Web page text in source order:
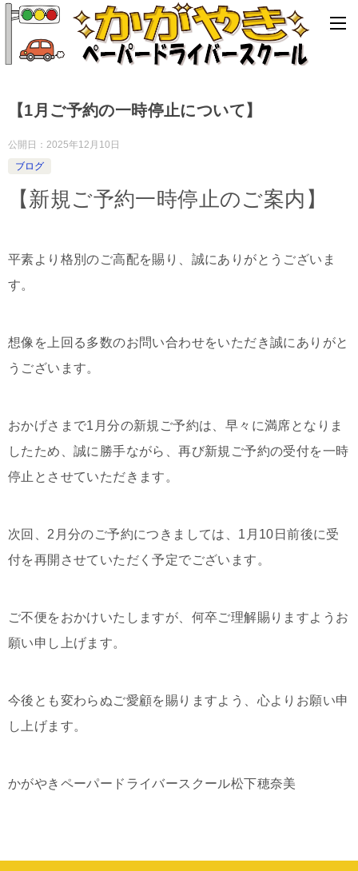
【1月ご予約の一時停止について】
公開日： 2025年12月10日
ブログ
【新規ご予約一時停止のご案内】
平素より格別のご高配を賜り、誠にありがとうございま
す。
想像を上回る多数のお問い合わせをいただき誠にありがと
うございます。
おかげさまで1月分の新規ご予約は、早々に満席となりま
したため、誠に勝手ながら、再び新規ご予約の受付を一時
停止とさせていただきます。
次回、2 月分のご予約につきましては、1月10日前後に受
付を再開させていただく予定でございます。
ご不便をおかけいたしますが、何卒ご理解賜りますようお
願い申し上げます。
今後とも変わらぬご愛顧を賜りますよう、心よりお願い申
し上げます。
かがやきペーパードライバースクール松下穂奈美